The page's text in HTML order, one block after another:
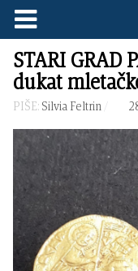
STARI GRAD
dukat
PIŠE: Silvia Feltrin